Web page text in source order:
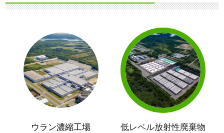
ウラン濃縮工場
低レベル放射性廃棄物